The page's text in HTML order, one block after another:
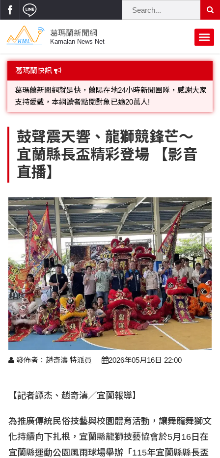
葛瑪蘭新聞網
Kamalan News Net
首頁
蘭陽大代誌
府會議題
街坊大小事
交通警消
地方大小事
校園動態
原住民動態
軍事新聞
立法院
黨政新聞
府院動態
選舉新聞
總統大選
立委選舉
縣市長選舉
議員民代選舉
鄉鎮長村里長選舉
五合一選舉
溫馨關懷
親子活動
公益行善
溫馨關懷
藝文走廊
民俗薪傳
藝文展覽
專題講座
話說文史
水色流光映城東～名家齊聚展藝風
時尚你我他
休閒旅遊
時尚行業
美食料理
景點介紹
醫療養生
醫藥新訊
衞生保健
【博愛醫療公益服務隊】專欄
產業科技
科技新知
產業招商
求職徵才
財經稅務
農林漁牧
我要爆料
網友爆料
檢舉投訴
活動專頁
讀者投稿
全國運動會
運動賽事
葛瑪蘭快訊
葛瑪蘭新聞網就是快，蘭陽在地24小時新聞團隊，感謝大家
支持愛戴，本網讀者點閱對象已逾20萬人!
歡迎廣告託播，刊頭或新聞欄位:圖片或影音檔可連結指定官
鼓聲震天響、龍獅競鋒芒～
宜蘭縣長盃精彩登場 【影音
直播】
發佈者：趙奇濤 特派員 2026年05月16日 22:00
【記者譚杰、趙奇濤／宜蘭報導】
為推廣傳統民俗技藝與校園體育活動，讓舞龍舞獅文
化持續向下扎根，宜蘭縣龍獅技藝協會於5月16 日在
宜蘭縣運動公園風雨球場舉辦「115年宜蘭縣縣長盃